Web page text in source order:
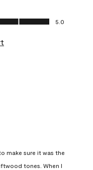
5.0
make sure it was the
tones. When I